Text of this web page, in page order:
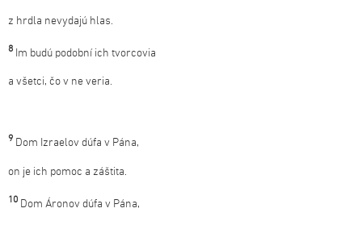
z hrdla nevydajú hlas.
8 Im budú podobní ich tvorcovia
a všetci, čo v ne veria.
9 Dom Izraelov dúfa v Pána,
on je ich pomoc a záštita.
10 Dom Áronov dúfa v Pána,